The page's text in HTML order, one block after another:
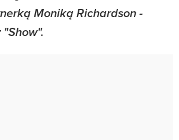
Moniką Richardson -